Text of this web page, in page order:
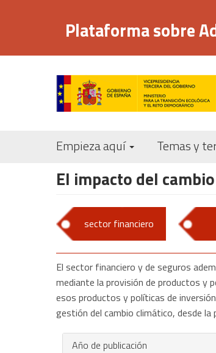
principal
Plataforma sobre
Empieza aquí Temas y
El impacto del
sector financiero
El sector financiero y de seguros
mediante la provisión de productos y
esos productos y políticas de
gestión del cambio climático, desde la
Año de publicación